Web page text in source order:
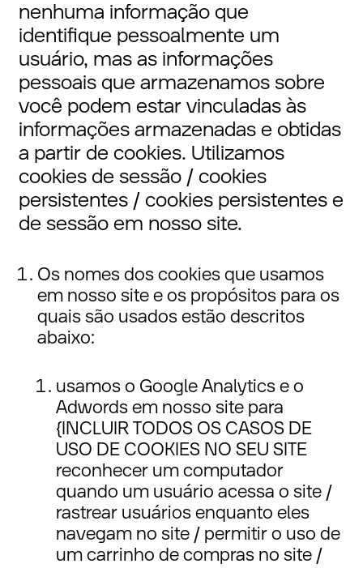
nenhuma informação que
identifique pessoalmente um
usuário, mas as informações
pessoais que armazenamos sobre
você podem estar vinculadas às
informações armazenadas e obtidas
a partir de cookies. Utilizamos
cookies de sessão / cookies
persistentes / cookies persistentes e
de sessão em nosso site.
Os nomes dos cookies que usamos
em nosso site e os propósitos para os
quais são usados estão descritos
abaixo:
usamos o Google Analytics e o
Adwords em nosso site para
{INCLUIR TODOS OS CASOS DE
USO DE COOKIES NO SEU SITE
reconhecer um computador
quando um usuário acessa o site /
rastrear usuários enquanto eles
navegam no site / permitir o uso de
um carrinho de compras no site /